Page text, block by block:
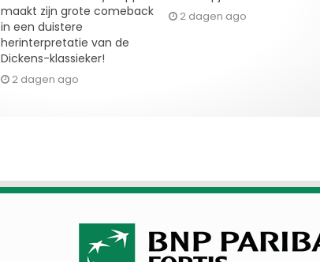
maakt zijn grote comeback
in een duistere
herinterpretatie van de
Dickens-klassieker!
2 dagen ago
2 dagen ago